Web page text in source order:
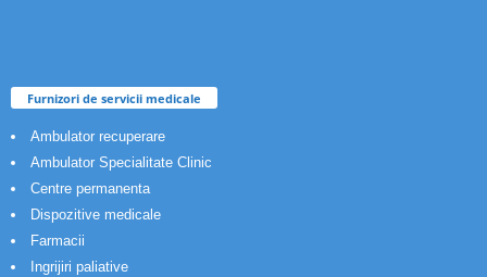
Furnizori de servicii medicale
Ambulator recuperare
Ambulator Specialitate Clinic
Centre permanenta
Dispozitive medicale
Farmacii
Ingrijiri paliative